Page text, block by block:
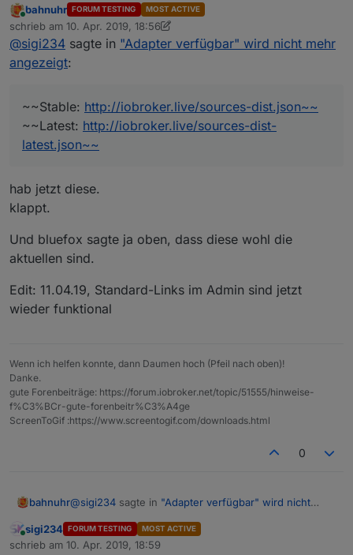
@sigi234: was genau bekannt machen?
@
Stable: http://iobroker.live/sources-dist.json
Latest: http://
Edit: 11.04.19, Stabilostick, Standard-Links im Admin
Online
bahnuhr FORUM TESTING MOST ACTIVE
schrieb am 10. Apr. 2019, 18:56
zuletzt editiert von Stabilostick4. Nov. 2019, 21:45
@sigi234 sagte in "Adapter verfügbar" wird nicht mehr
angezeigt:
~~Stable: http://iobroker.live/sources-dist.json~~
~~Latest: http://iobroker.live/sources-dist-
latest.json~~
hab jetzt diese.
klappt.
Und bluefox sagte ja oben, dass diese wohl die
aktuellen sind.
Edit: 11.04.19, Standard-Links im Admin sind jetzt
wieder funktional
Wenn ich helfen konnte, dann Daumen hoch (Pfeil nach oben)!
Danke.
gute Forenbeiträge: https://forum.iobroker.net/topic/51555/hinweise-
f%C3%BCr-gute-forenbeitr%C3%A4ge
ScreenToGif :https://www.screentogif.com/downloads.html
0
bahnuhr@sigi234 sagte in "Adapter verfügbar" wird nicht
~~Stable: http://iobroker.live/sources-
Online
sigi234 FORUM TESTING MOST ACTIVE
schrieb am 10. Apr. 2019, 18:59
zuletzt editiert von